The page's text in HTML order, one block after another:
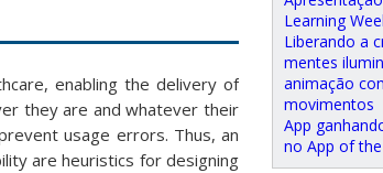
enabling the delivery of
they are and whatever their
usage errors. Thus, an
are heuristics for designing
Learning
Liberando a
mentes
animação
movimentos
App
no App of